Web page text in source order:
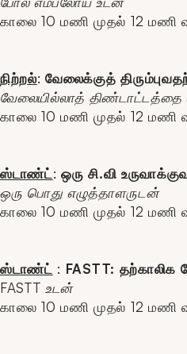
காலை 10 மணி முதல் 12
நிற்றல்:வேலைக்குத்
வேலையில்லாத்
காலை 10 மணி முதல் 12
ஸ்டாண்ட் :ஒரு சி.வி
ஒரு பொது எழுத்தாளருடன்
காலை 10 மணி முதல் 12
ஸ்டாண்ட் : FASTT: தற்காலிக
FASTT உடன்
காலை 10 மணி முதல் 12